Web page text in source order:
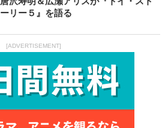
ーリー５』を語る
[ADVERTISEMENT]